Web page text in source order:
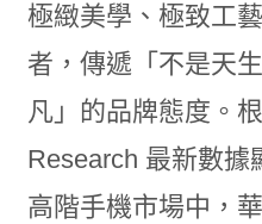
極緻美學、極致工
者，傳遞「不是天
凡」的品牌態度。
Research 最新數據
高階手機市場中，